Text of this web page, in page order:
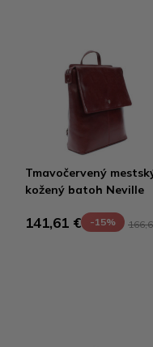
Tmavočervený
kožený batoh Neville
141,61 € -15%